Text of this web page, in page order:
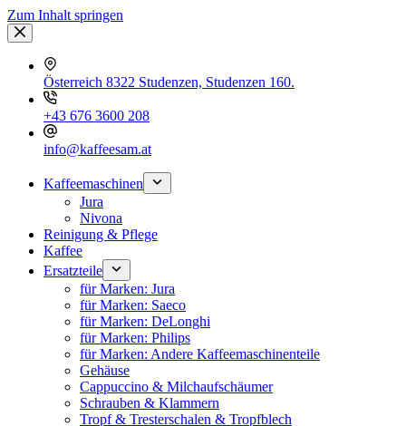
Zum Inhalt springen
Österreich 8322 Studenzen, Studenzen 160.
+43 676 3600 208
info@kaffeesam.at
Kaffeemaschinen
Jura
Nivona
Reinigung & Pflege
Kaffee
Ersatzteile
für Marken: Jura
für Marken: Saeco
für Marken: DeLonghi
für Marken: Philips
für Marken: Andere Kaffeemaschinenteile
Gehäuse
Cappuccino & Milchaufschäumer
Schrauben & Klammern
Tropf & Tresterschalen & Tropfblech